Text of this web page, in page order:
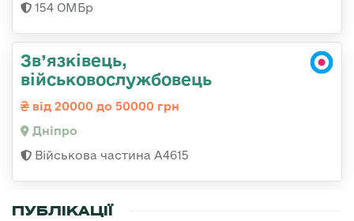
154 ОМБр
Зв’язківець,
військовослужбовець
від 20000 до 50000 грн
Дніпро
Військова частина А4615
ПУБЛІКАЦІЇ